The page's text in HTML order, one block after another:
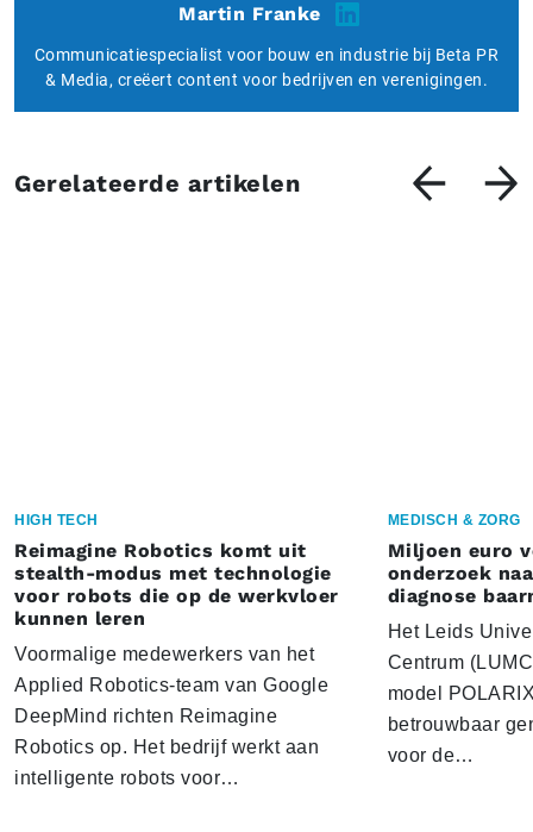
Martin Franke
Communicatiespecialist voor bouw en industrie bij Beta PR
& Media, creëert content voor bedrijven en verenigingen.
Gerelateerde artikelen
HIGH TECH
Reimagine Robotics komt uit
stealth-modus met technologie
voor robots die op de werkvloer
kunnen leren
Voormalige medewerkers van het
Applied Robotics-team van Google
DeepMind richten Reimagine
Robotics op. Het bedrijf werkt aan
intelligente robots voor…
MEDISCH & ZORG
Miljoen euro
onderzoek
diagnose
Het Leids
Centrum
model
betrouwbaar
voor de…